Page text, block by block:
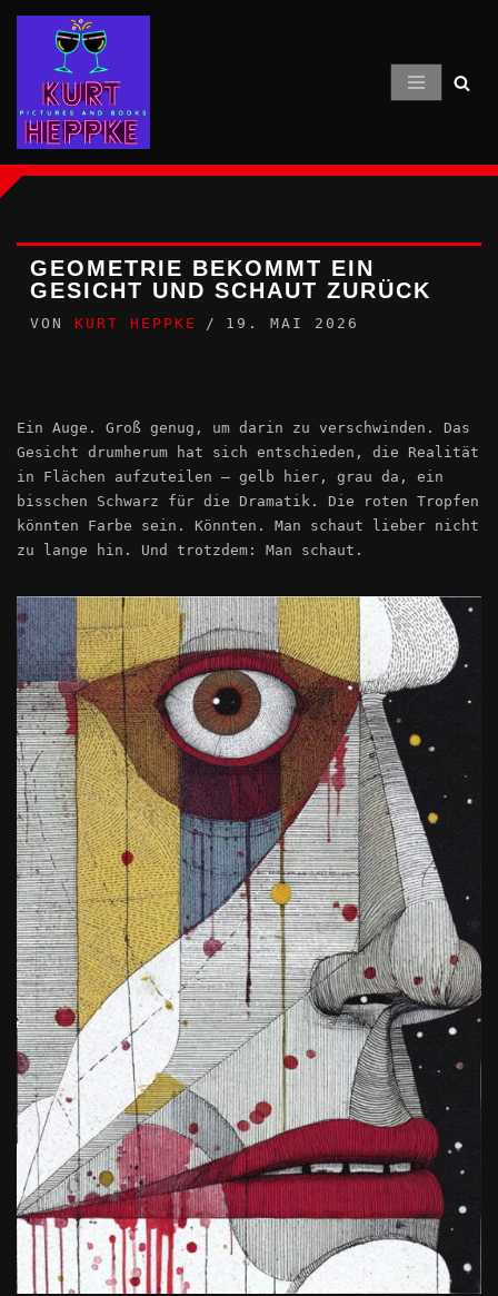
Inhalt
springen
GEOMETRIE BEKOMMT EIN
GESICHT UND SCHAUT ZURÜCK
VON KURT HEPPKE 19. MAI 2026
Ein Auge. Groß genug, um darin zu verschwinden. Das
Gesicht drumherum hat sich entschieden, die Realität
in Flächen aufzuteilen – gelb hier, grau da, ein
bisschen Schwarz für die Dramatik. Die roten Tropfen
könnten Farbe sein. Könnten. Man schaut lieber nicht
zu lange hin. Und trotzdem: Man schaut.